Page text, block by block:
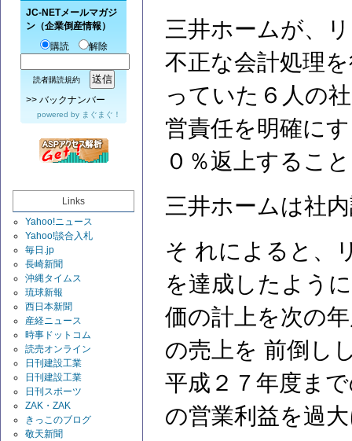
JC-NETメールマガジ
ン（企業倒産情報）
購読
解除
読者購読規約
>> バックナンバー
powered by まぐまぐ！
Links
Yahoo!ニュース
Yahoo!談合入札
毎日.jp
長崎新聞
沖縄タイムス
琉球新報
西日本新聞
産経ニュース
時事ドットコム
読売オンライン
日刊建設工業
日刊建設工業
日刊スポーツ
ZAK・ZAK
きっこのブログ
敬天新聞
三井ホームが、
不正な会計処理
っていた６人の
営責任を明確に
０％返上するこ
三井ホームは社
そ れによると、
を達成したよう
価の計上を次の
の売上を 前倒し
平成２７年度ま
の営業利益を過